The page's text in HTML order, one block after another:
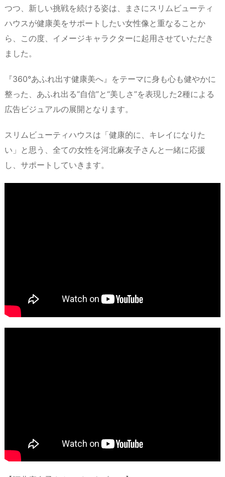
つつ、新しい挑戦を続ける姿は、まさにスリムビューティ
ハウスが健康美をサポートしたい女性像と重なることか
ら、この度、イメージキャラクターに起用させていただき
ました。
『360°あふれ出す健康美へ』をテーマに身も心も健やかに
整った、あふれ出る“自信”と“美しさ”を表現した2種による
広告ビジュアルの展開となります。
スリムビューティハウスは「健康的に、キレイになりた
い」と思う、全ての女性を河北麻友子さんと一緒に応援
し、サポートしていきます。